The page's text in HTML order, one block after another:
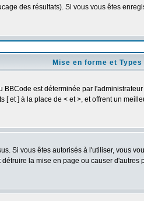
des résultats). Si vous vous êtes
Mise en forme et Types
est déterminée par
et ] à la place de < et >, et offrent un
Si vous êtes autorisés à l'utiliser, vous
la mise en page ou causer